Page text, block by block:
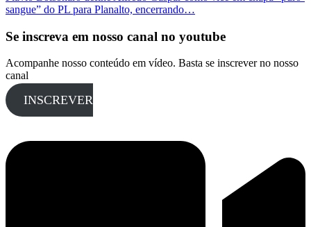
sangue” do PL para Planalto, encerrando…
Se inscreva em nosso canal no youtube
Acompanhe nosso conteúdo em vídeo. Basta se inscrever no nosso
canal
INSCREVER